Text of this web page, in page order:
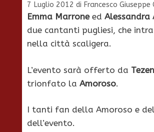
7 Luglio 2012 di Francesco Giuseppe
Emma Marroneed Alessandra
due cantanti pugliesi, che
nella città scaligera.
L’evento sarà offerto da
trionfato la Amoroso.
I tanti fan della Amoroso e
dell’evento.